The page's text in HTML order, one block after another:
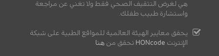
هي لغرض التثقيف الصحي فقط ولا تغني عن مراجعة
واستشارة طبيب طفلك.
يحقق معايير الهيئة العالمية للمواقع الطبية على شبكة
الإنترنت HONcode تحقق من هنا